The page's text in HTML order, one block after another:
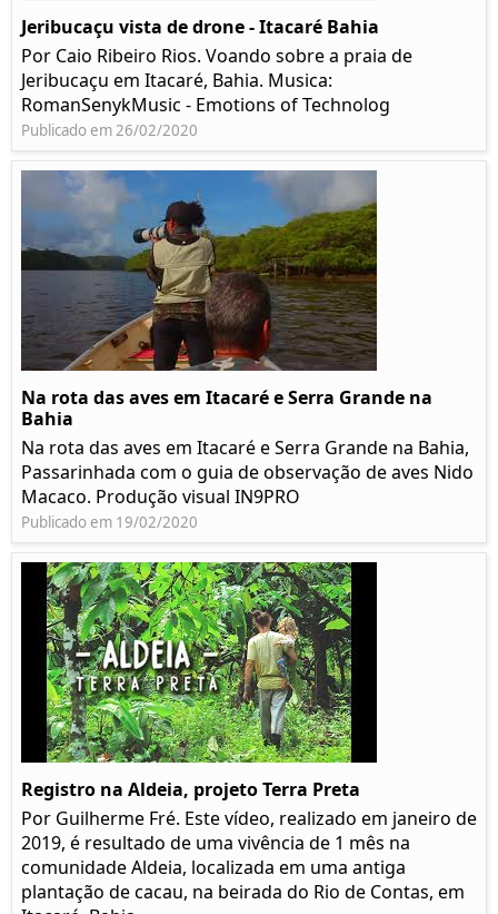
Jeribucaçu vista de drone - Itacaré Bahia
Por Caio Ribeiro Rios. Voando sobre a praia de
Jeribucaçu em Itacaré, Bahia. Musica:
RomanSenykMusic - Emotions of Technolog
Publicado em 26/02/2020
Na rota das aves em Itacaré e Serra Grande na
Bahia
Na rota das aves em Itacaré e Serra Grande na Bahia,
Passarinhada com o guia de observação de aves Nido
Macaco. Produção visual IN9PRO
Publicado em 19/02/2020
Registro na Aldeia, projeto Terra Preta
Por Guilherme Fré. Este vídeo, realizado em janeiro de
2019, é resultado de uma vivência de 1 mês na
comunidade Aldeia, localizada em uma antiga
plantação de cacau, na beirada do Rio de Contas, em